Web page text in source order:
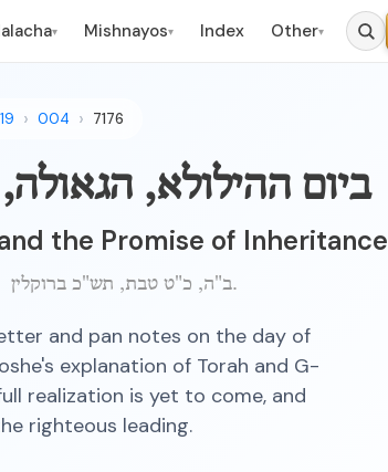
▾ Mishnayos▾ Index Other▾
004 7176
ביום ההילולא,
the Promise of Inheritance
ב"ה, כ"ט טבת, תש"כ ברוקלין.
and pan notes on the day of
explanation of Torah and G-
realization is yet to come, and
righteous leading.